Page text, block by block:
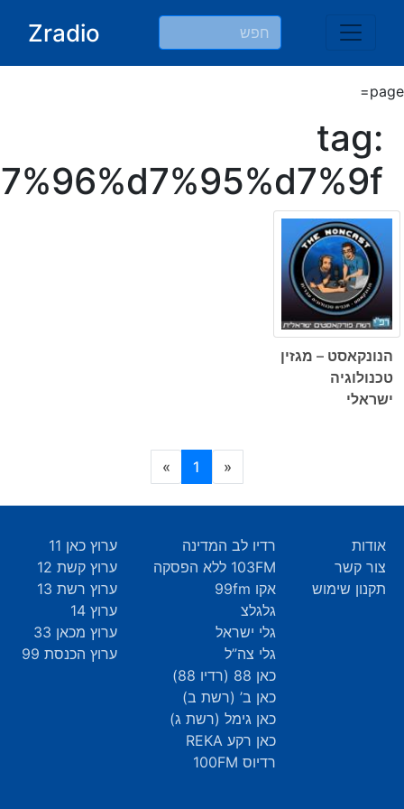
Zradio
page=
tag:
הנונקאסט – מגזין
טכנולוגיה
ישראלי
«
1
»
אודות
צור קשר
תקנון שימוש
רדיו לב המדינה
103FM ללא הפסקה
אקו 99fm
גלגלצ
גלי ישראל
גלי צה”ל
כאן 88 (רדיו 88)
כאן ב’ (רשת ב)
כאן גימל (רשת ג)
כאן רקע REKA
רדיוס 100FM
ערוץ כאן 11
ערוץ קשת 12
ערוץ רשת 13
ערוץ 14
ערוץ מכאן 33
ערוץ הכנסת 99